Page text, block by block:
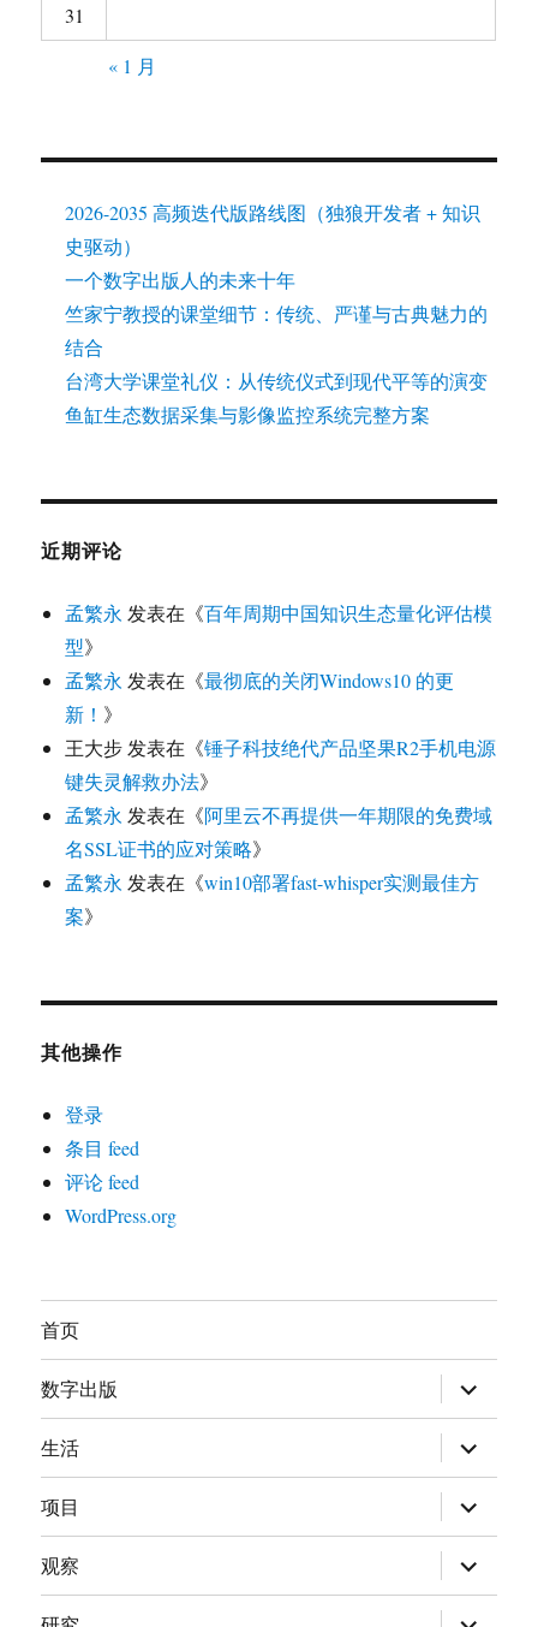
31
« 1 月
2026-2035 高频迭代版路线图（独狼开发者 + 知识
史驱动）
一个数字出版人的未来十年
竺家宁教授的课堂细节：传统、严谨与古典魅力的
结合
台湾大学课堂礼仪：从传统仪式到现代平等的演变
鱼缸生态数据采集与影像监控系统完整方案
近期评论
孟繁永 发表在《百年周期中国知识生态量化评估模
型》
孟繁永 发表在《最彻底的关闭Windows10 的更
新！ 》
王大步 发表在《锤子科技绝代产品坚果R2手机电源
键失灵解救办法》
孟繁永 发表在《阿里云不再提供一年期限的免费域
名SSL证书的应对策略》
孟繁永 发表在《win10部署fast-whisper实测最佳方
案》
其他操作
登录
条目 feed
评论 feed
WordPress.org
首页
数字出版 展
开
子
菜
单
生活 展
开
子
菜
单
项目 展
开
子
菜
单
观察 展
开
子
菜展